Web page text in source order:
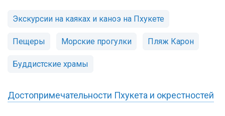
Экскурсии на каяках и каноэ на Пхукете
Пещеры Морские прогулки Пляж Карон
Буддистские храмы
Достопримечательности Пхукета и окрестностей